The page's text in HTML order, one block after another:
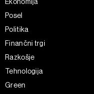
Posel
Politika
Finančni trgi
Razkošje
Tehnologija
Green